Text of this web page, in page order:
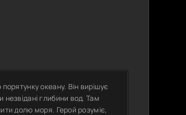
океану. Він вирішує
глибини вод. Там
долю моря. Герой розуміє,